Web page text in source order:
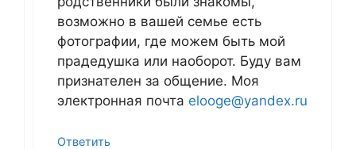
возможно в вашей семье есть
фотографии, где можем быть мой
прадедушка или наоборот. Буду вам
признателен за общение. Моя
электронная почта elooge@yandex.ru
Ответить